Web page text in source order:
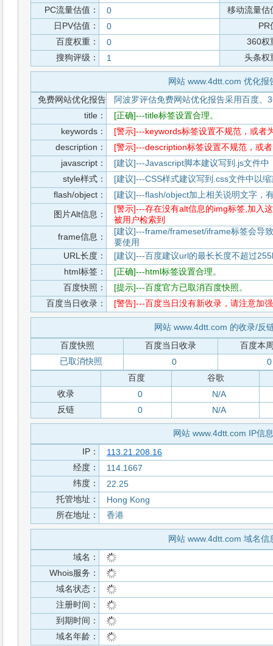
PC流量估值：
0
移动流量估
日PV估值：
0
PR
百度权重：
0
360权
搜狗评级：
1 头条权
网站 www.4dtt.com 优化报
免费网站优化报告
阿波罗评估免费网站优化报告采用百度、
title：
[正确]---title标签设置合理。
keywords：
[警示]---keywords标签设置不规范，或者
description：
[警示]---description标签设置不规范，或
javascript：
[建议]---Javascript脚本建议写到.js文件中
style样式：
[建议]---CSS样式建议写到.css文件中以
flash/object：
[建议]---flash/object加上相关说明文字，
图片Alt信息：
[警示]---存在没有alt信息的img标签,加入
被用户检索到
frame信息：
[建议]---frame/frameset/iframe标签会导
要使用
URL长度：
[建议]---百度建议url的最长长度不超过
html标签：
[正确]---html标签设置合理。
百度快照：
[提示]---百度官方已取消百度快照。
百度当日收录：
[警告]---百度当日没有新收录，请注意加
网站 www.4dtt.com 的收录/反
百度快照
百度当日收录
百度本
已取消快照
0
0
百度
谷歌
收录
0
N/A
反链
0 N/A
网站 www.4dtt.com IP信息
IP：
113.21.208.16
经度：
114.1667
纬度：
22.25
托管地址：
Hong Kong
所在地址：
香港
网站 www.4dtt.com 域名信
域名：
Whois服务：
域名状态：
注册时间：
到期时间：
域名年龄：